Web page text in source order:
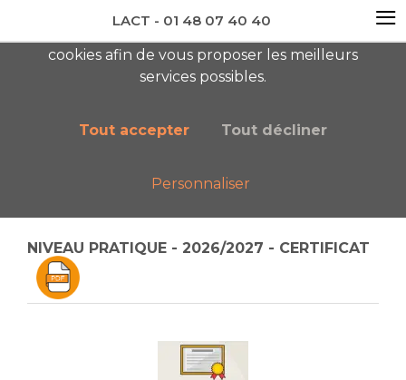
newsletter AC
Liste des catégories
NIVEAU PRATIQUE - 2026/2027 - CERTIFICAT
cookies afin de vous proposer les meilleurs
services possibles.
Tout accepter Tout décliner
Personnaliser
LACT - 01 48 07 40 40 ≡